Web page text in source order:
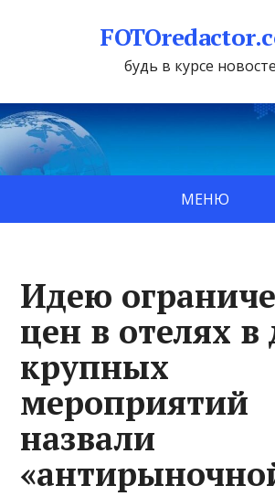
будь в курсе
МЕНЮ
Идею
цен в отелях в
крупных
мероприятий
назвали